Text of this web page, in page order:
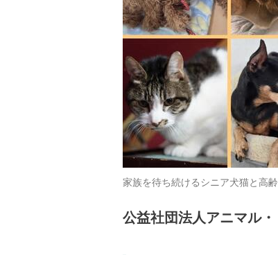
家族を待ち続けるシニア犬猫と高
公益社団法人アニマル